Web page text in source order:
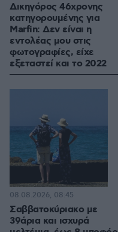
Δικηγόρος 46χρονης
κατηγορουμένης για
Marfin: Δεν είναι η
εντολέας μου στις
φωτογραφίες, είχε
εξεταστεί και το 2022
Σαββατοκύριακο με
39άρια και ισχυρά
08.08.2026, 08:45